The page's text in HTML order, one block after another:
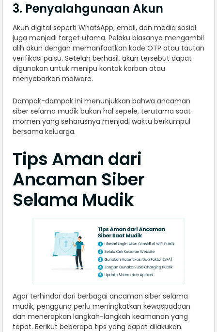
3. Penyalahgunaan Akun
Akun digital seperti WhatsApp, email, dan media sosial
juga menjadi target utama. Pelaku biasanya mengambil
alih akun dengan memanfaatkan kode OTP atau tautan
verifikasi palsu. Setelah berhasil, akun tersebut dapat
digunakan untuk menipu kontak korban atau
menyebarkan malware.
Dampak-dampak ini menunjukkan bahwa ancaman
siber selama mudik bukan hal sepele, terutama saat
momen yang seharusnya menjadi waktu berkumpul
bersama keluarga.
Tips Aman dari
Ancaman Siber
Selama Mudik
Agar terhindar dari berbagai ancaman siber selama
mudik, pengguna perlu meningkatkan kewaspadaan
dan menerapkan langkah-langkah keamanan yang
tepat. Berikut beberapa tips yang dapat dilakukan.